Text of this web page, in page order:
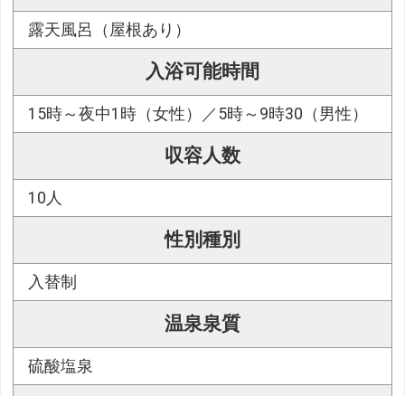
露天風呂（屋根あり）
入浴可能時間
15時～夜中1時（女性）／5時～9時30（男性）
収容人数
10人
性別種別
入替制
温泉泉質
硫酸塩泉